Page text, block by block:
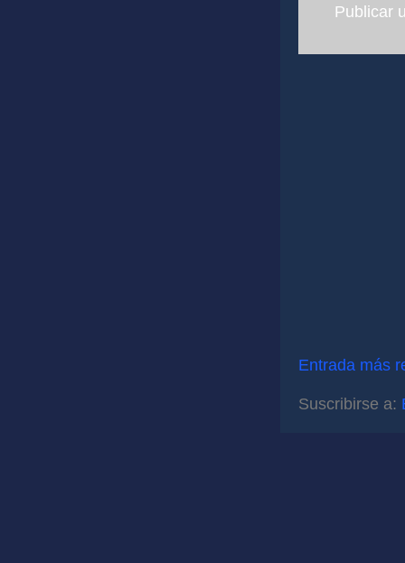
Publicar
Entrada más
Suscribirse a: